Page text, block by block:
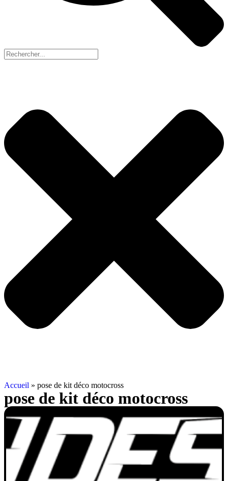
Accueil » pose de kit déco motocross
pose de kit déco motocross